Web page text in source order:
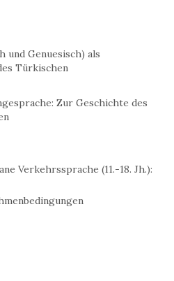
und Genuesisch) als
Türkischen
Zur Geschichte des
Verkehrssprache (11.-18. Jh.):